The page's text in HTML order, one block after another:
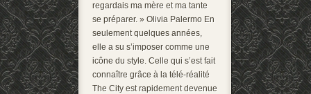
regardais ma mère et ma tante
se préparer. » Olivia Palermo En
seulement quelques années,
elle a su s’imposer comme une
icône du style. Celle qui s’est fait
connaître grâce à la télé-réalité
The City est rapidement devenue